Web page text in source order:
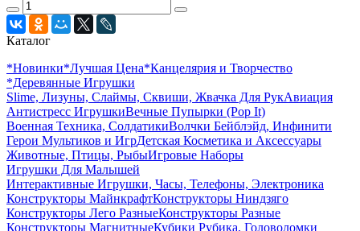
Каталог
*Новинки*Лучшая Цена*Канцелярия и Творчество
*Деревянные Игрушки
Slime, Лизуны, Слаймы, Сквиши, Жвачка Для РукАвиация
Антистресс ИгрушкиВечные Пупырки (Pop It)
Военная Техника, СолдатикиВолчки Бейблэйд, Инфинити
Герои Мультиков и ИгрДетcкая Косметика и Аксессуары
Животные, Птицы, РыбыИгровые Наборы
Игрушки Для Малышей
Интерактивные Игрушки, Часы, Телефоны, Электроника
Конструкторы МайнкрафтКонструкторы Ниндзяго
Конструкторы Лего РазныеКонструкторы Разные
Конструкторы МагнитныеКубики Рубика, Головоломки